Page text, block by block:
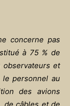
concerne pas
à 75 % de
et
le personnel au
des avions
de câbles et de